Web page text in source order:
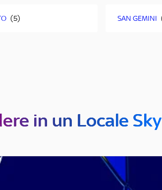
SAN GEMINI
in un Locale Sky